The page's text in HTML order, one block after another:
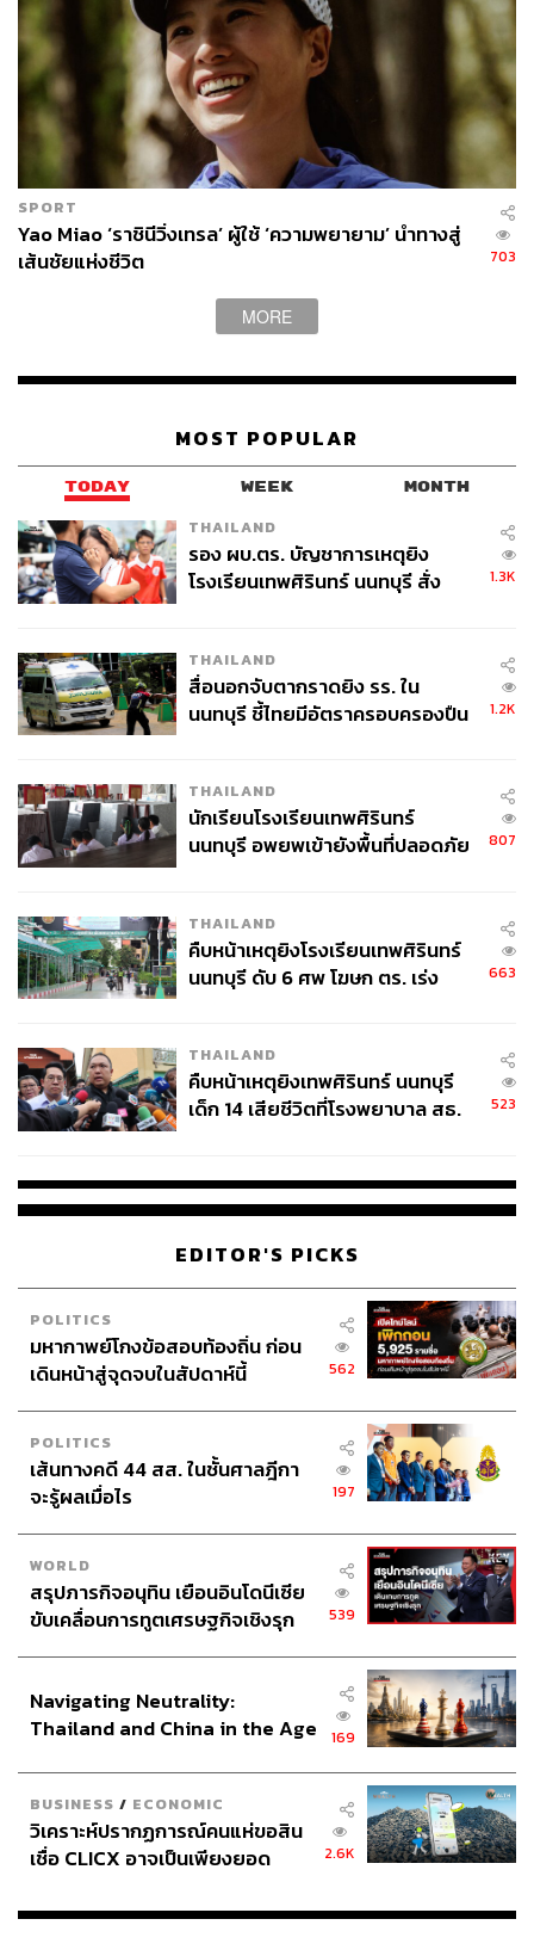
น้ำ: พลังงาน
เราเปรียบน้ำดั่งพลังงานในร่างกาย เพราะการวิ่งเทรลค่อน
ข้างเปลืองพลังงานมากกว่าบนถนน เนื่องจากมีอุปสรรคใหญ่
คือความชันที่ปราบเซียนมานักต่อนัก ยังไม่รวมสภาพอากาศ
ที่ทำให้ร่างกายสูญเสียน้ำมากกว่าปกติ ดังนั้นจึงไม่ควรปล่อย
ให้ร่างกายขาดน้ำและเกลือแร่ สองอย่างนี้ควรบาลานซ์ให้ดี
เพื่อไม่ให้ร่างกายเกิดอาการตะคริว รวมถึงเจลพลังงานที่
ร่างกายสามารถดึงไปใช้ได้ทันที ไปจนถึงแหล่งพลังงาน
คาร์โบไฮเดรตที่ควรเติมมาก่อนวิ่งแล้วจำนวนหนึ่ง การวิ่ง
เทรลระยะไกลจึงเป็นเรื่องของการวางแผนและรักษา
บาลานซ์สารอาหารในร่างกายให้ไม่ขาดอยู่เสมอ อุปกรณ์ที่
จำเป็นและควรมีคือเป้น้ำ หลายสนามกำหนดปริมาณที่บรรจุ
ตลอดเส้นทางเหมือนกับบนถนน
เป้น้ำมีให้เลือกหลายแบบแล้วแต่การใช้งาน สำหรับนักวิ่ง
เทรลเริ่มต้นระยะยังไม่มากอาจไม่ต้องใช้เป้ใบใหญ่หรือช่อง
สัมภาระมากมาย จะกลายเป็นภาระเปล่าๆ มีให้เลือกแบบที่
เป็นสายรัดเอวด้วย แต่จำไว้ว่ายิ่งพกอะไรติดตัวไปมากก็ยิ่ง
เพิ่มน้ำหนักที่ต้องแบกไปโดยไม่จำเป็น ฉะนั้นการจัดกระเป๋า
ให้เพียงพอทั้งน้ำและเจล หรืออย่างน้อยถ้าไม่มีเจล เวลาผ่าน
มักจะหยิบของที่เราไม่คาดคิดออกมาได้เสมอ
Must Have:
ให้น้ำ
เกลือแร่– แยกใส่ขวดน้ำเล็กๆ หรือขวดน้ำแบบนิ่มก็ได้
เจล– แหล่งพลังงานสำรองของร่างกาย ควรติดตัวไว้อย่าง
น้อย 1-2 ถุง เพิ่มได้ตามระยะทาง
ลม: สภาพอากาศ
เราเปรียบลมดั่งสภาพอากาศ ซึ่งเป็นปัจจัยที่มนุษย์อย่างเรา
ควบคุมไม่ได้ แต่ดันเป็นสิ่งที่นักวิ่งเทรลส่วนมากต้องเจอและ
แข่งในประเทศไทย ถ้าโชคดีอาจจะได้เจอฝนด้วย ฉะนั้นจึงไม่
ควรขาดอุปกรณ์ป้องกันเหล่านี้ ตั้งแต่หมวก แว่นตากันแดด
ปลอกแขน ผ้าบัฟ ไปจนถึงครีมกันแดด เลือกเอาตามความ
ถนัด เพราะสุดท้ายของพวกนี้มีไว้ได้ใช้แน่นอน
Must Have:
หมวก– เลือกใบที่มีน้ำหนักเบา ระบายอากาศได้ดี ปีกกว้าง
ช่วยกันแดดได้ รุ่นที่มีที่ล็อกคอได้ยิ่งดี เพราะหมวกมักโดนกิ่ง
– ป้องกันรังสี UV และกรองแสงสะท้อนเข้าตา
ได้ด้วย
ปลอกแขน– ครีมกันแดดอย่างเดียวไม่พอ ต้องคลุมอีกชั้น
หายร้อนก็ถอดเก็บใส่กระเป๋าได้
ผ้าบัฟ– อุปกรณ์ซับเหงื่อ บังแดดได้ด้วย ต้องมี
ครีมกันแดด
– พอกไว้ทั้งตัว เก็บขวดเล็กๆ ไว้เติมกลางทาง
ก็ได้
เราเปรียบไฟเสมือนร่างกายและพลังใจ สุดท้ายเมื่ออุปกรณ์
SPORT
Yao Miao ‘ราชินีวิ่งเทรล’ ผู้ใช้ ‘ความพยายาม’ นำทางสู่
เส้นชัยแห่งชีวิต
703
MORE
MOST POPULAR
TODAY WEEK MONTH
THAILAND
รอง ผบ.ตร. บัญชาการเหตุยิง
โรงเรียนเทพศิรินทร์ นนทบุรี สั่ง
1.3K
THAILAND
สื่อนอกจับตากราดยิง รร. ใน
นนทบุรี ชี้ไทยมีอัตราครอบครองปืน
1.2K
THAILAND
นักเรียนโรงเรียนเทพศิรินทร์
นนทบุรี อพยพเข้ายังพื้นที่ปลอดภัย
807
THAILAND
คืบหน้าเหตุยิงโรงเรียนเทพศิรินทร์
นนทบุรี ดับ 6 ศพ โฆษก ตร. เร่ง
663
THAILAND
คืบหน้าเหตุยิงเทพศิรินทร์ นนทบุรี
เด็ก 14 เสียชีวิตที่โรงพยาบาล สธ.
523
EDITOR'S PICKS
POLITICS
มหากาพย์โกงข้อสอบท้องถิ่น ก่อน
เดินหน้าสู่จุดจบในสัปดาห์นี้
562
POLITICS
เส้นทางคดี 44 สส. ในชั้นศาลฎีกา
จะรู้ผลเมื่อไร
197
WORLD
สรุปภารกิจอนุทิน เยือนอินโดนีเซีย
ขับเคลื่อนการทูตเศรษฐกิจเชิงรุก
539
Navigating Neutrality:
Thailand and China in the Age
169
BUSINESS / ECONOMIC
วิเคราะห์ปรากฏการณ์คนแห่ขอสิน
เชื่อ CLICX อาจเป็นเพียงยอด
เรือนไทยที่ถูกซุกไว้
2.6K